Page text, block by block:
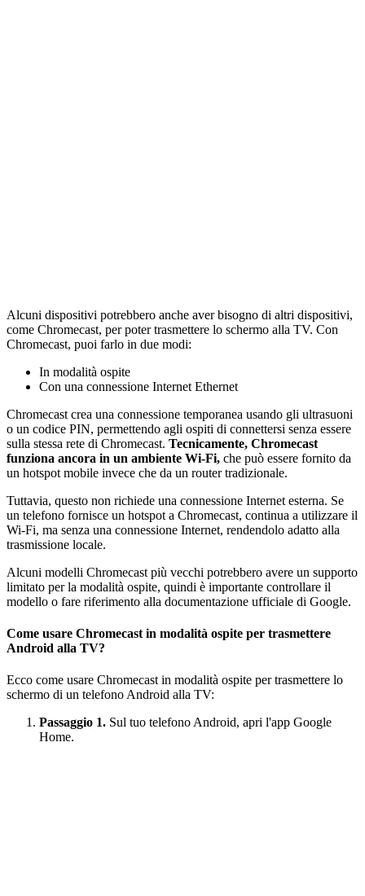
Alcuni dispositivi potrebbero anche aver bisogno di altri dispositivi,
come Chromecast, per poter trasmettere lo schermo alla TV. Con
Chromecast, puoi farlo in due modi:
In modalità ospite
Con una connessione Internet Ethernet
Chromecast crea una connessione temporanea usando gli ultrasuoni
o un codice PIN, permettendo agli ospiti di connettersi senza essere
sulla stessa rete di Chromecast. Tecnicamente, Chromecast
funziona ancora in un ambiente Wi-Fi, che può essere fornito da
un hotspot mobile invece che da un router tradizionale.
Tuttavia, questo non richiede una connessione Internet esterna. Se
un telefono fornisce un hotspot a Chromecast, continua a utilizzare il
Wi-Fi, ma senza una connessione Internet, rendendolo adatto alla
trasmissione locale.
Alcuni modelli Chromecast più vecchi potrebbero avere un supporto
limitato per la modalità ospite, quindi è importante controllare il
modello o fare riferimento alla documentazione ufficiale di Google.
Come usare Chromecast in modalità ospite per trasmettere
Android alla TV?
Ecco come usare Chromecast in modalità ospite per trasmettere lo
schermo di un telefono Android alla TV:
Passaggio 1. Sul tuo telefono Android, apri l'app Google
Home.